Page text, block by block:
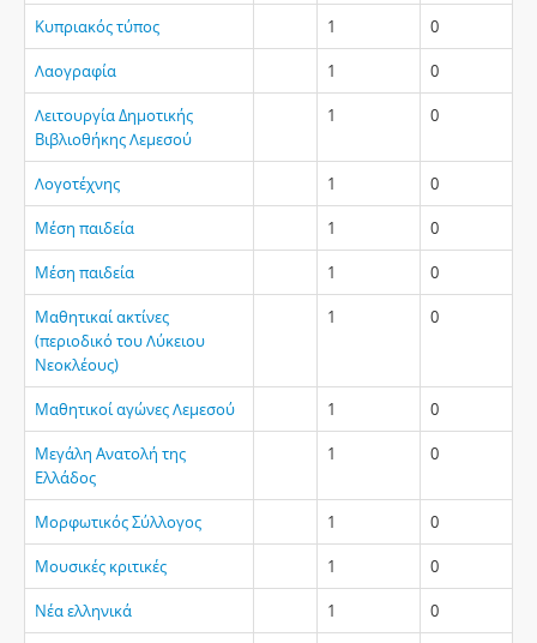
Κυπριακός τύπος 1 0
Λαογραφία 1 0
Λειτουργία Δημοτικής
Βιβλιοθήκης Λεμεσού
1 0
Λογοτέχνης 1 0
Μέση παιδεία 1 0
Μέση παιδεία 1 0
Μαθητικαί ακτίνες
(περιοδικό του Λύκειου
Νεοκλέους)
1 0
Μαθητικοί αγώνες Λεμεσού 1 0
Μεγάλη Ανατολή της
Ελλάδος
1 0
Μορφωτικός Σύλλογος 1 0
Μουσικές κριτικές 1 0
Νέα ελληνικά 1 0